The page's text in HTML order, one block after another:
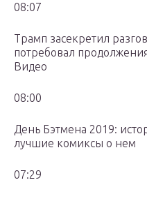
08:07
Трамп засекретил
потребовал
Видео
08:00
День Бэтмена 2019:
лучшие комиксы о нем
07:29